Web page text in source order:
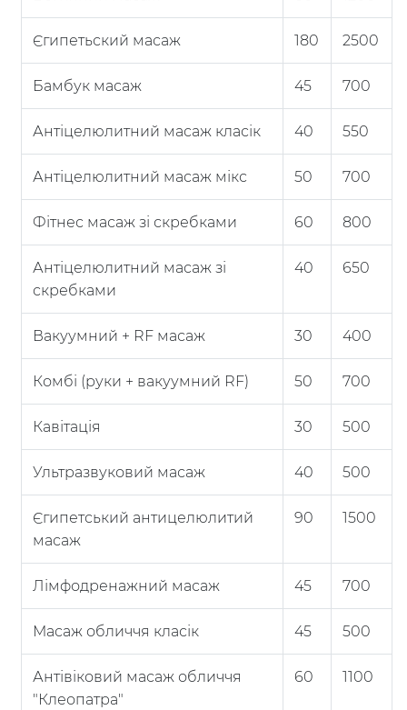
Єгипетьский масаж 180 2500
Бамбук масаж 45 700
Антіцелюлитний масаж класік 40 550
Антіцелюлитний масаж мікс 50 700
Фітнес масаж зі скребками 60 800
Антіцелюлитний масаж зі
скребками
40 650
Вакуумний + RF масаж 30 400
Комбі (руки + вакуумний RF) 50 700
Кавітація 30 500
Ультразвуковий масаж 40 500
Єгипетський антицелюлитий
масаж
90 1500
Лімфодренажний масаж 45 700
Масаж обличчя класік 45 500
Антівіковий масаж обличчя
"Клеопатра"
60 1100